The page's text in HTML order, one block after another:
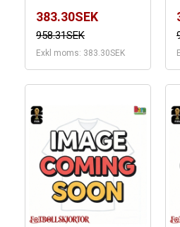
383.30SEK
958.31SEK
Exkl moms: 383.30SEK